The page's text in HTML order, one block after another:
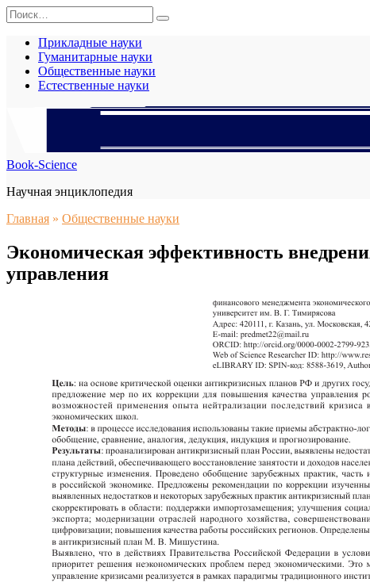
Перейти
к
содержанию
Search
for:
Прикладные науки
Гуманитарные науки
Общественные науки
Естественные науки
Book-Science
Научная энциклопедия
Главная » Общественные науки
Экономическая эффективность
управления